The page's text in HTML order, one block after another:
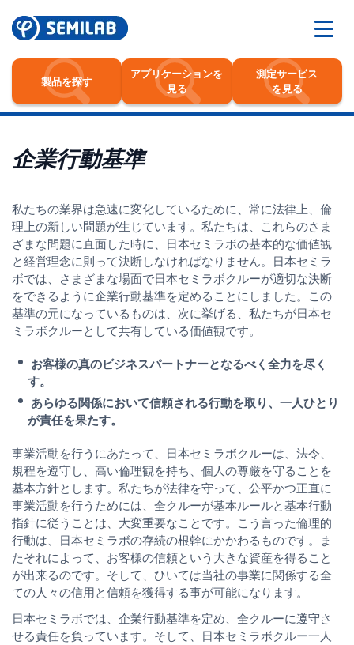
製品を探す
アプリケーションを
見る
測定サービス
を見る
企業行動基準
私たちの業界は急速に変化しているために、常に法律上、倫
理上の新しい問題が生じています。私たちは、これらのさま
ざまな問題に直面した時に、日本セミラボの基本的な価値観
と経営理念に則って決断しなければなりません。日本セミラ
ボでは、さまざまな場面で日本セミラボクルーが適切な決断
をできるように企業行動基準を定めることにしました。この
基準の元になっているものは、次に挙げる、私たちが日本セ
ミラボクルーとして共有している価値観です。
お客様の真のビジネスパートナーとなるべく全力を尽く
す。
あらゆる関係において信頼される行動を取り、一人ひとり
が責任を果たす。
事業活動を行うにあたって、日本セミラボクルーは、法令、
規程を遵守し、高い倫理観を持ち、個人の尊厳を守ることを
基本方針とします。私たちが法律を守って、公平かつ正直に
事業活動を行うためには、全クルーが基本ルールと基本行動
指針に従うことは、大変重要なことです。こう言った倫理的
行動は、日本セミラボの存続の根幹にかかわるものです。ま
たそれによって、お客様の信頼という大きな資産を得ること
が出来るのです。そして、ひいては当社の事業に関係する全
ての人々の信用と信頼を獲得する事が可能になります。
日本セミラボでは、企業行動基準を定め、全クルーに遵守さ
せる責任を負っています。そして、日本セミラボクルー一人